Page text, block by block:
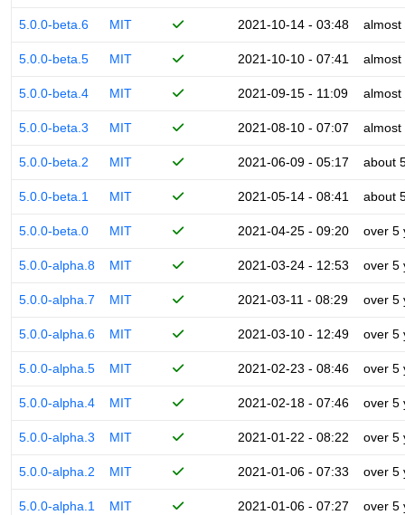
5.0.0-beta.6 MIT 2021-10-14 - 03:48 almost
5.0.0-beta.5 MIT 2021-10-10 - 07:41 almost
5.0.0-beta.4 MIT 2021-09-15 - 11:09 almost
5.0.0-beta.3 MIT 2021-08-10 - 07:07 almost
5.0.0-beta.2 MIT 2021-06-09 - 05:17 about
5.0.0-beta.1 MIT 2021-05-14 - 08:41 about
5.0.0-beta.0 MIT 2021-04-25 - 09:20 over 5
5.0.0-alpha.8 MIT 2021-03-24 - 12:53 over 5
5.0.0-alpha.7 MIT 2021-03-11 - 08:29 over 5
5.0.0-alpha.6 MIT 2021-03-10 - 12:49 over 5
5.0.0-alpha.5 MIT 2021-02-23 - 08:46 over 5
5.0.0-alpha.4 MIT 2021-02-18 - 07:46 over 5
5.0.0-alpha.3 MIT 2021-01-22 - 08:22 over 5
5.0.0-alpha.2 MIT 2021-01-06 - 07:33 over 5
5.0.0-alpha.1 MIT 2021-01-06 - 07:27 over 5